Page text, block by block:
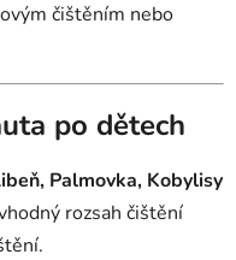
čištěním nebo
po dětech
Palmovka, Kobylisy
rozsah čištění